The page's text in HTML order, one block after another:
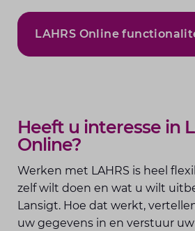
LAHRS Online
Heeft u interesse in
Online?
Werken met LAHRS is heel
zelf wilt doen en wat u wilt
Lansigt. Hoe dat werkt,
uw gegevens in en verstuur uw